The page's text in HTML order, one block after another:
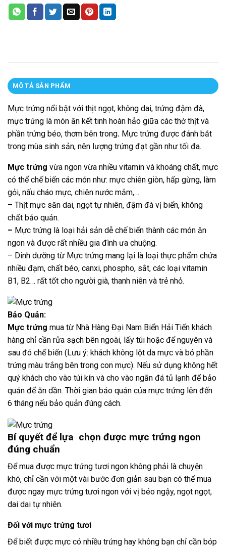
MÔ TẢ SẢN PHẨM
Mực trứng nổi bật với thịt ngọt, không dai, trứng đậm đà,
mực trứng là món ăn kết tinh hoàn hảo giữa các thớ thịt và
phần trứng béo, thơm bên trong. Mực trứng được đánh bắt
trong mùa sinh sản, nên lượng trứng đạt gần như tối đa.
Mực trứng vừa ngon vừa nhiều vitamin và khoáng chất, mực
có thể chế biến các món như: mực chiên giòn, hấp gừng, làm
gỏi, nấu cháo mực, chiên nước mắm,…
– Thịt mực săn dai, ngọt tự nhiên, đậm đà vị biển, không
chất bảo quản.
– Mực trứng là loại hải sản dễ chế biến thành các món ăn
ngon và được rất nhiều gia đình ưa chuộng.
– Dinh dưỡng từ Mực trứng mang lại là loại thực phẩm chứa
nhiều đạm, chất béo, canxi, phospho, sắt, các loại vitamin
B1, B2… rất tốt cho người già, thanh niên và trẻ nhỏ.
Bảo Quản:
Mực trứng mua từ Nhà Hàng Đại Nam Biển Hải Tiến khách
hàng chỉ cần rửa sạch bên ngoài, lấy túi hoặc để nguyên và
sau đó chế biến (Lưu ý: khách không lột da mực và bỏ phần
trứng màu trắng bên trong con mực). Nếu sử dụng không hết
quý khách cho vào túi kín và cho vào ngăn đá tủ lạnh để bảo
quản để ăn dần. Thời gian bảo quản của mực trứng lên đến
6 tháng nếu bảo quản đúng cách.
Bí quyết để lựa chọn được mực trứng ngon
đúng chuẩn
Để mua được mực trứng tươi ngon không phải là chuyện
khó, chỉ cần với một vài bước đơn giản sau bạn có thể mua
được ngay mực trứng tươi ngon với vị béo ngậy, ngọt ngọt,
dai dai tự nhiên.
Đối với mực trứng tươi
Để biết được mực có nhiều trứng hay không bạn chỉ cần bóp